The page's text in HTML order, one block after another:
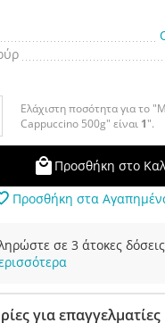
Ελάχιστη ποσότητα για το
Cappuccino 500g" είναι 1".
Προσθήκη στο
Προσθήκη στα
σε 3 άτοκες
για επαγγελματίες